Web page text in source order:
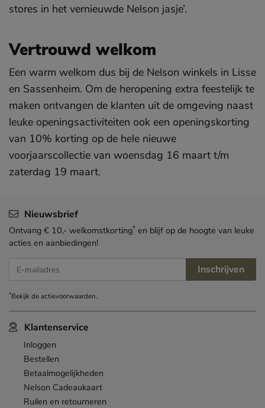
stores in het vernieuwde Nelson jasje’.
Vertrouwd welkom
Een warm welkom dus bij de Nelson winkels in Lisse
en Sassenheim. Om de heropening extra feestelijk te
maken ontvangen de klanten uit de omgeving naast
leuke openingsactiviteiten ook een openingskorting
van 10% korting op de hele nieuwe
voorjaarscollectie van woensdag 16 maart t/m
zaterdag 19 maart.
Klantenservice
Inloggen
Bestellen
Betaalmogelijkheden
Nelson Cadeaukaart
Ruilen en retourneren
Nieuwsbrief
Ontvang € 10,- welkomstkorting* en blijf op de hoogte van leuke
acties en aanbiedingen!
E-mailadres Inschrijven
*Bekijk deactievoorwaarden.